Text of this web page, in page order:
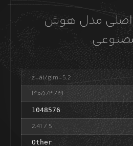
مدل هوش
z-ai/glm-5.2
۱۴۰۵/۳/۳۱
1048576
2.41 / 5
Other